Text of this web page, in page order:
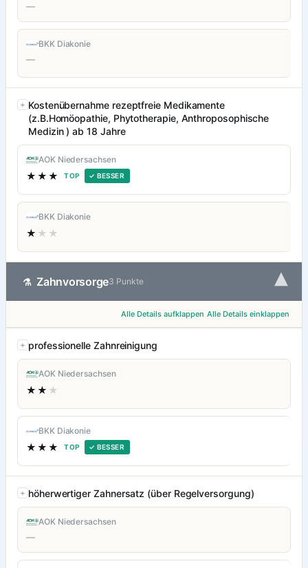
—
BKK Diakonie
—
Kostenübernahme rezeptfreie Medikamente
(z.B.Homöopathie, Phytotherapie, Anthroposophische
Medizin ) ab 18 Jahre
AOK Niedersachsen
★★★ TOP ✓ BESSER
BKK Diakonie
★ ★★
⚗ Zahnvorsorge3 Punkte ▾
Alle Details aufklappen Alle Details einklappen
professionelle Zahnreinigung
AOK Niedersachsen
★★ ★
BKK Diakonie
★★★ TOP ✓ BESSER
höherwertiger Zahnersatz (über Regelversorgung)
AOK Niedersachsen
—